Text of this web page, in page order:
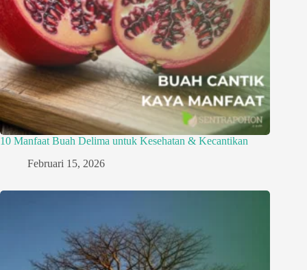
10 Manfaat Buah Delima untuk Kesehatan & Kecantikan
Februari 15, 2026